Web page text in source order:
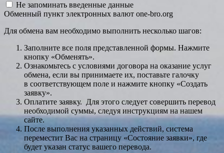
Не запоминать введенные данные
Обменный пункт электронных валют one-bro.org
Для обмена вам необходимо выполнить несколько шагов:
Заполните все поля представленной формы. Нажмите
кнопку «Обменять».
Ознакомьтесь с условиями договора на оказание услуг
обмена, если вы принимаете их, поставьте галочку
в соответствующем поле и нажмите кнопку «Создать
заявку».
Оплатите заявку. Для этого следует совершить перевод
необходимой суммы, следуя инструкциям на нашем
сайте.
После выполнения указанных действий, система
переместит Вас на страницу «Состояние заявки», где
будет указан статус вашего перевода.